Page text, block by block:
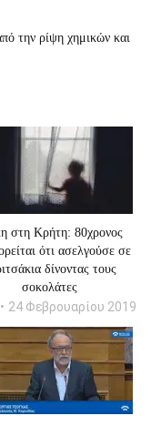
την ρίψη χημικών και
στη Κρήτη: 80χρονος
ότι ασελγούσε σε
δίνοντας τους
σοκολάτες
24 Φεβρουαρίου 2019